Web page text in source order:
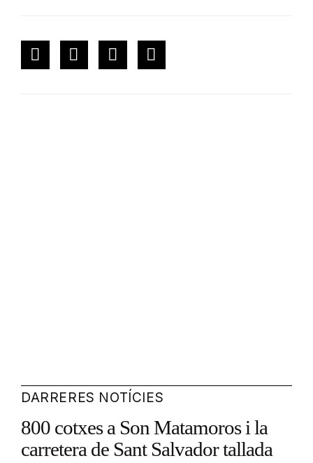
DARRERES NOTÍCIES
800 cotxes a Son Matamoros i la
carretera de Sant Salvador tallada